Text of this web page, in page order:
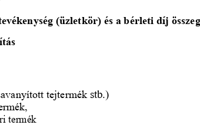
(üzletkör) és a bérleti díj
tejtermék stb.)
termék